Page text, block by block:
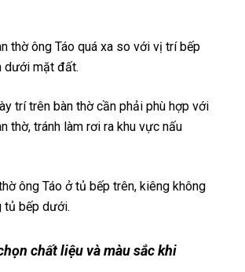
thờ ông Táo quá xa so với vị trí bếp
dưới mặt đất.
trí trên bàn thờ cần phải phù hợp với
thờ, tránh làm rơi ra khu vực nấu
ông Táo ở tủ bếp trên, kiêng không
tủ bếp dưới.
chất liệu và màu sắc khi